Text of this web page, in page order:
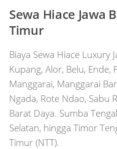
Sewa Hiace Jawa
Timur
Biaya Sewa Hiace Luxury
Kupang, Alor, Belu, Ende,
Manggarai, Manggarai
Ngada, Rote Ndao, Sabu
Barat Daya. Sumba
Selatan, hingga Timor
Timur (NTT).